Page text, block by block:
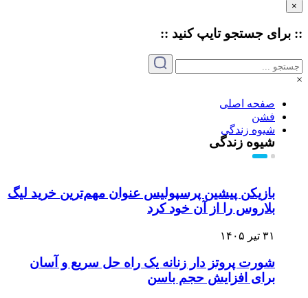
×
:: برای جستجو تایپکنید ::
×
صفحه اصلی
فشن
شیوه زندگی
شیوه زندگی
بازیکن پیشین پرسپولیس عنوان مهم‌ترین خرید لیگ
بلاروس را از آن خود کرد
۳۱ تیر ۱۴۰۵
شورت پروتز دار زنانه یک راه حل سریع و آسان
برای افزایش حجم باسن